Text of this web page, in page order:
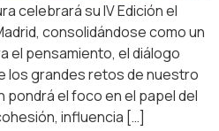
celebrará su IV Edición el
consolidándose como un
el pensamiento, el diálogo
los grandes retos de nuestro
pondrá el foco en el papel del
influencia […]